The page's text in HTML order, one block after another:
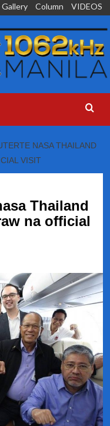
Column VIDEOS
NASA THAILAND
VISIT
Thailand
na official